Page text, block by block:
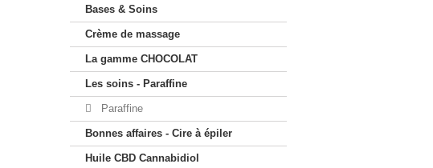
Bases & Soins
Crème de massage
La gamme CHOCOLAT
Les soins - Paraffine
Paraffine
Bonnes affaires - Cire à épiler
Huile CBD Cannabidiol